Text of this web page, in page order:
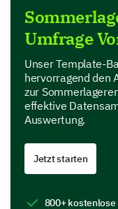
Please rate
mentioned
dissatisfied to
Artistic activities
Umfrage
Unser Template-
hervorragend den
zur
effektive
Auswertung.
Jetzt starten
800+